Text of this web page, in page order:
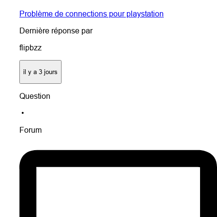
Problème de connections pour playstation
Dernière réponse par
flipbzz
il y a 3 jours
Question
•
Forum